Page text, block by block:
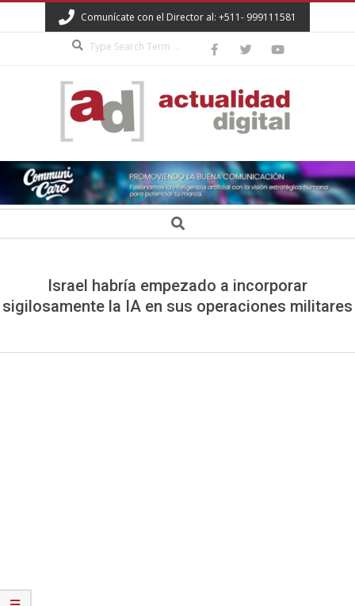
to
Comunícate con el Director al: +511- 999111581
ACTUALIDAD
DIGITAL Search
Israel habría empezado a incorporar
sigilosamente la IA en sus operaciones militares